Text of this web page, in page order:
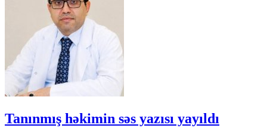
Tanınmış həkimin səs yazısı yayıldı